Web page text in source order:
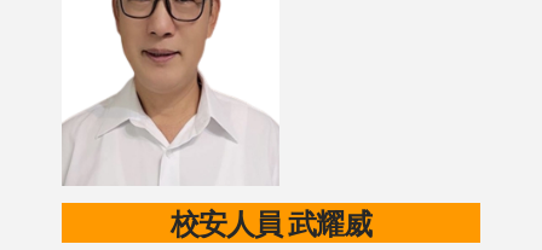
校安人員 武耀威